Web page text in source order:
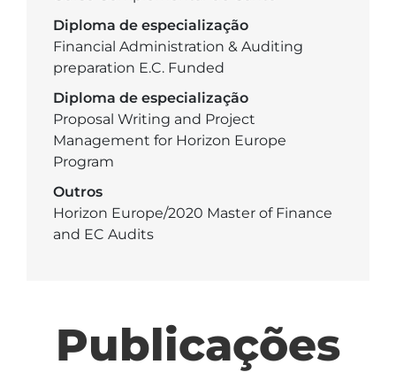
Diploma de especialização
Financial Administration & Auditing
preparation E.C. Funded
Diploma de especialização
Proposal Writing and Project
Management for Horizon Europe
Program
Outros
Horizon Europe/2020 Master of Finance
and EC Audits
Publicações